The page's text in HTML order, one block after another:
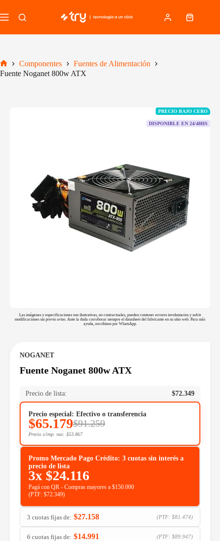
al
contenido
Carro
Inicio
Componentes
Fuentes de Alimentación
Fuente Noganet 800w ATX
PRECIO BAJO CERO
DISPONIBLE EN 24/48HS
Las imágenes y especificaciones son ilustrativas, no contractuales, pueden contener errores involuntarios y sufrir
modificaciones sin previo aviso. Ante la duda corroborar siempre el datasheet del fabricante en su sitio web. Para más
ayuda, escribinos por WhatsApp.
NOGANET
Fuente Noganet 800w ATX
Precio de lista: $72.349
Precio especial: Efectivo o transferencia
$65.179$91.259
Precio s/imp. nac. $53.867
Promo Mercado Pago Crédito: 3 cuotas sin interés a
precio de lista
3x $24.116
Pagá con QR - Compras mayores a $150.000
(PTF: $72.349)
3 cuotas fijas de: $27.158 (PTF: $81.474)
6 cuotas fijas de: $14.991 (PTF: $89.947)